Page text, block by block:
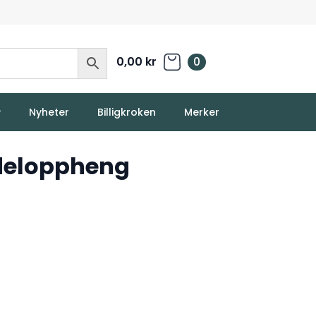
0,00 kr 0
Nyheter Billigkroken Merker